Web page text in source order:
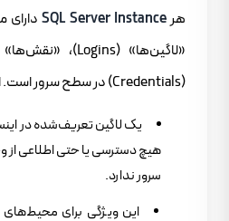
هرSQL Server Instanceدارای
(Credentials) در سطح سرور است. این بدان معناست که:
سرور ندارد.